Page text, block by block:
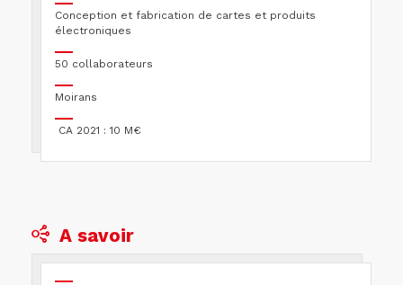
Conception et fabrication de cartes et produits
électroniques
50 collaborateurs
Moirans
CA 2021 : 10 M€
A savoir